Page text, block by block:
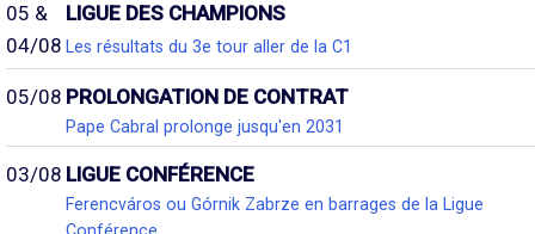
05 &
04/08
LIGUE DES CHAMPIONS
Les résultats du 3e tour aller de la C1
05/08 PROLONGATION DE CONTRAT
Pape Cabral prolonge jusqu'en 2031
03/08 LIGUE CONFÉRENCE
Ferencváros ou Górnik Zabrze en barrages de la Ligue